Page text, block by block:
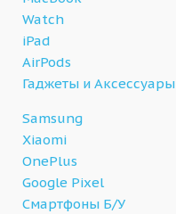
Watch
iPad
AirPods
Гаджеты и Аксессуары
Samsung
Xiaomi
OnePlus
Google Pixel
Смартфоны Б/У